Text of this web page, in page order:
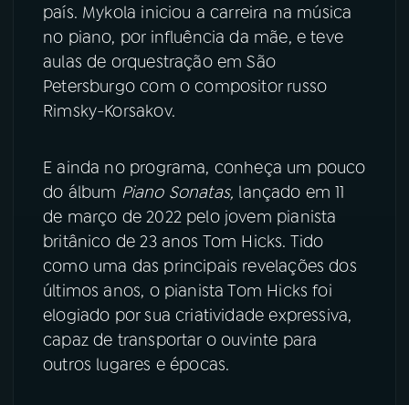
08PRÊMIO RÁDIO MEC
ACOMPANHE A RÁDIO MEC
Instagram
país. Mykola iniciou a carreira na música
no piano, por influência da mãe, e teve
aulas de orquestração em São
Petersburgo com o compositor russo
Rimsky-Korsakov.
E ainda no programa, conheça um pouco
do álbum Piano Sonatas, lançado em 11
de março de 2022 pelo jovem pianista
britânico de 23 anos Tom Hicks. Tido
como uma das principais revelações dos
últimos anos, o pianista Tom Hicks foi
elogiado por sua criatividade expressiva,
capaz de transportar o ouvinte para
outros lugares e épocas.